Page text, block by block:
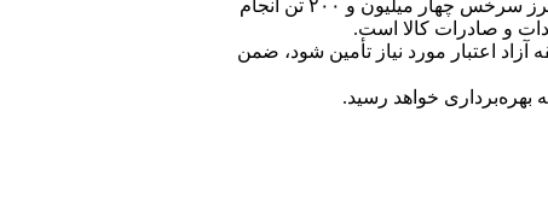
وی تصریح کرد: امسال از مجموع ۲۲ میلیون تن کالایی که در کل کشور جابجا شده در بخش ریلی و کامیونی از مرز سرخس چهار میلیون و ۲۰۰ تن انجام
اعتبار مورد نیاز تأمین شود، ضمن
خواهد رسید.